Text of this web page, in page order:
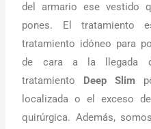
del armario ese vestido
pones. El tratamiento
tratamiento idóneo para
de cara a la llegada
tratamiento Deep Slim
localizada o el exceso
quirúrgica. Además, somos